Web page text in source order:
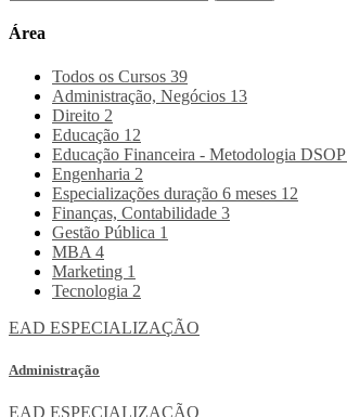
Área
Todos os Cursos 39
Administração, Negócios 13
Direito 2
Educação 12
Educação Financeira - Metodologia DSOP
Engenharia 2
Especializações duração 6 meses 12
Finanças, Contabilidade 3
Gestão Pública 1
MBA 4
Marketing 1
Tecnologia 2
EAD ESPECIALIZAÇÃO
Administração
EAD ESPECIALIZAÇÃO